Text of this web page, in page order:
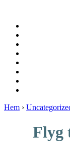
Main
Content
Hem ›
Flyg